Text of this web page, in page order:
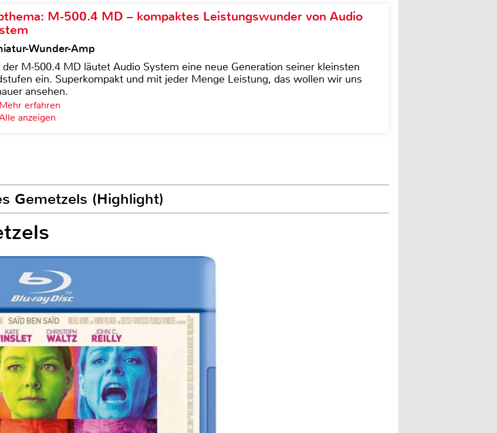
M-500.4 MD – kompaktes Leistungswunder von Audio
Wunder-Amp
M-500.4 MD läutet Audio System eine neue Generation seiner kleinsten
ein. Superkompakt und mit jeder Menge Leistung, das wollen wir uns
ansehen.
erfahren
anzeigen
Gemetzels (Highlight)